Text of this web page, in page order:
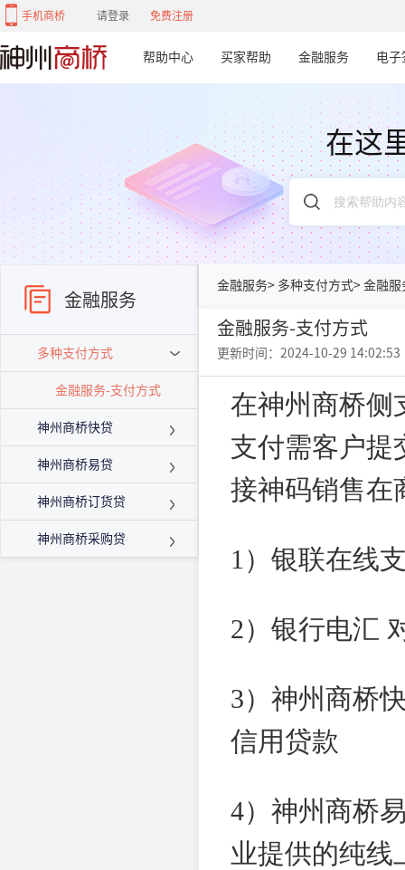
手机商桥 请登录 免费注册
帮助中心 买家帮助 金融服务 电子
在这
金融服务
多种支付方式
金融服务-支付方式
神州商桥快贷
神州商桥易贷
神州商桥订货贷
神州商桥采购贷
金融服务> 多种支付方式> 金融服
金融服务-支付方式
更新时间：2024-10-29 14:02:53
在神州商桥侧
支付需客户提
接神码销售在
1）银联在线
2）银行电汇
3）神州商桥
信用贷款
4）神州商桥
业提供的纯线